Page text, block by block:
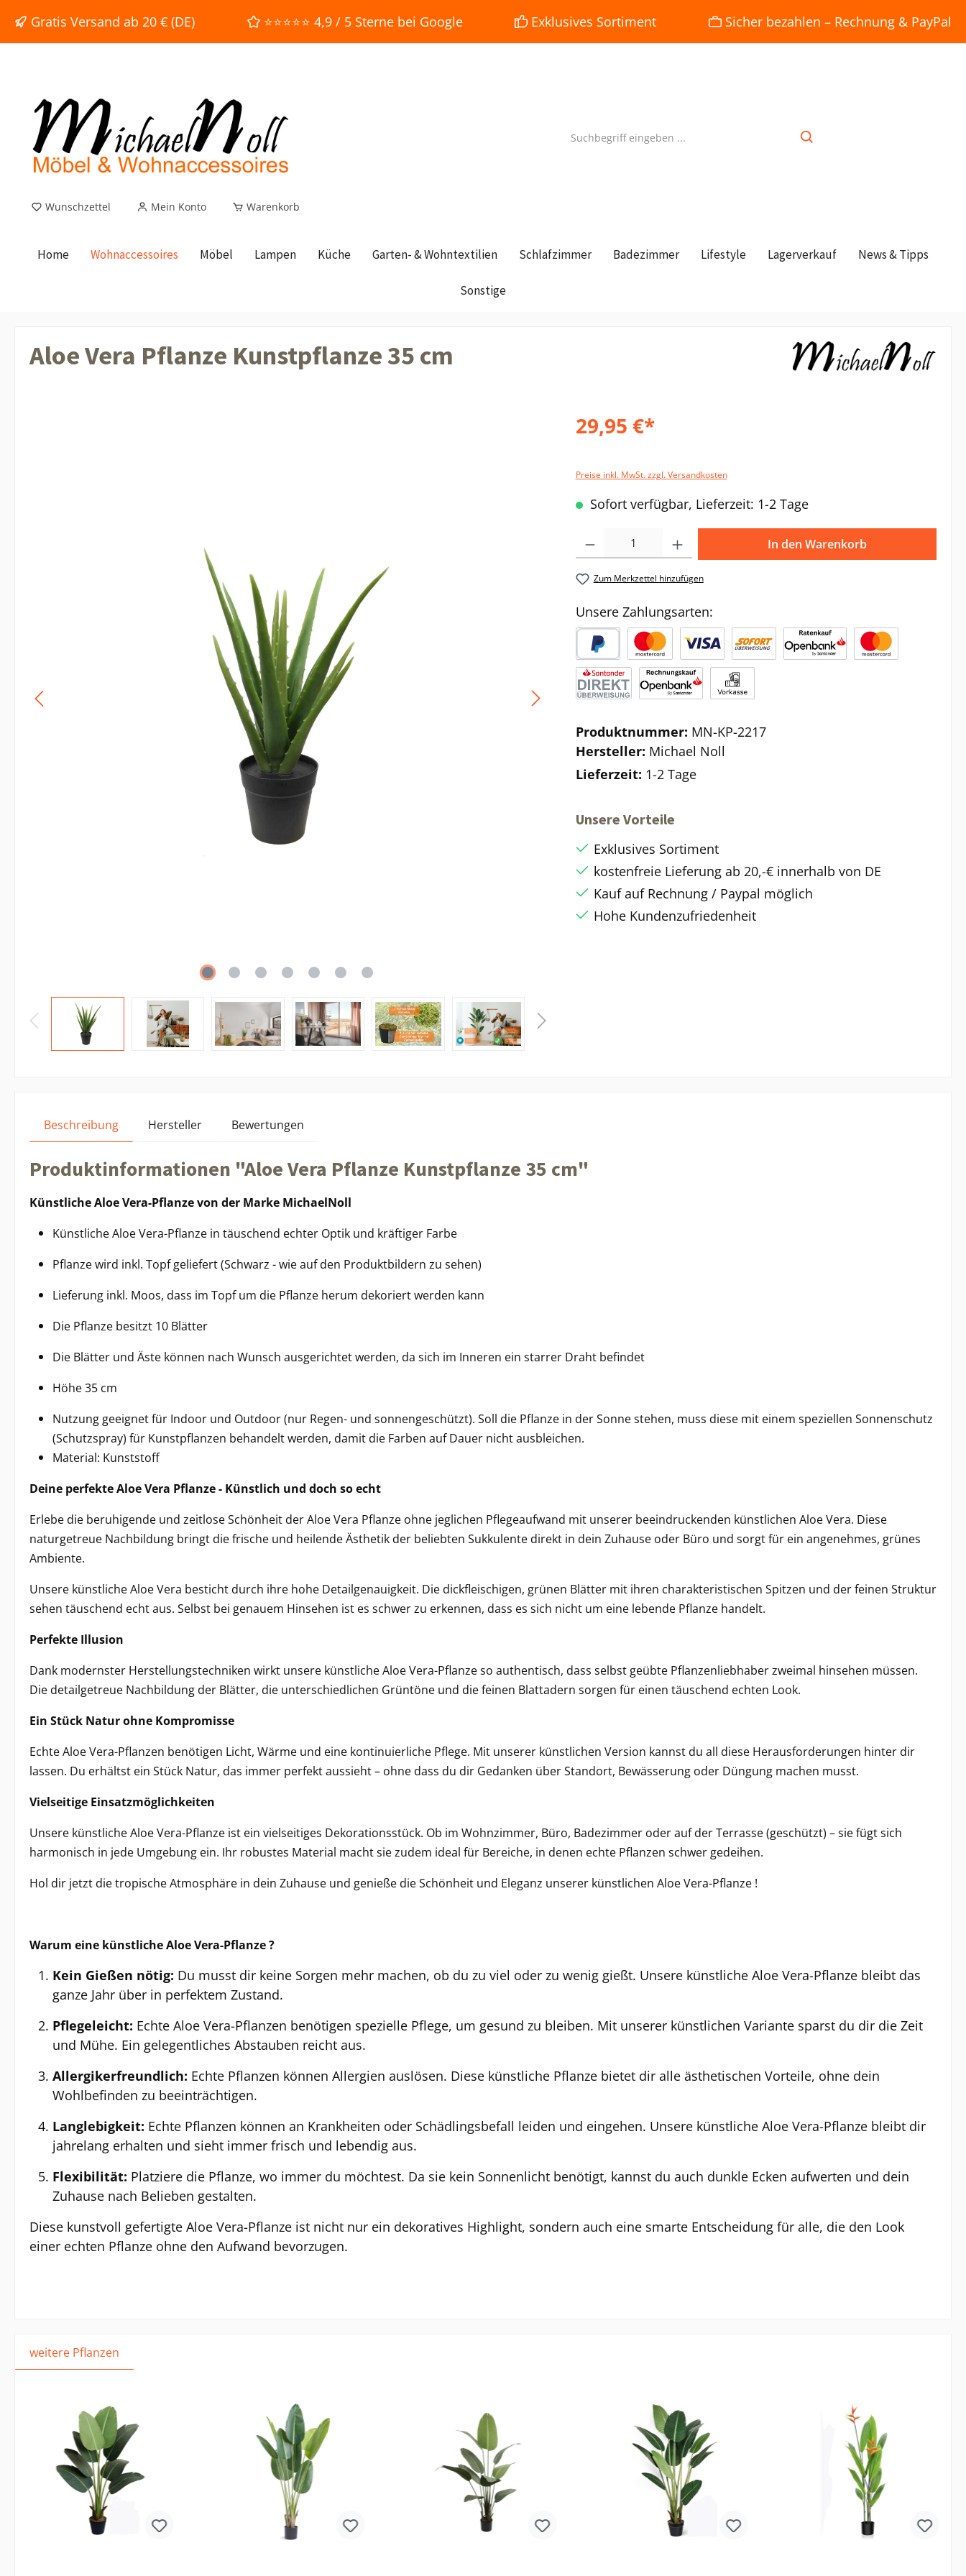
springen Zur Hauptnavigation springen
Gratis Versand ab 20 € (DE) ⭐⭐⭐⭐⭐ 4,9 / 5 Sterne bei Google Exklusives Sortiment Sicher bezahlen – Rechnung & PayPal
Wunschzettel Mein Konto Warenkorb
Home Wohnaccessoires Möbel Lampen Küche Garten- & Wohntextilien Schlafzimmer Badezimmer Lifestyle Lagerverkauf News & Tipps
Sonstige
Aloe Vera Pflanze Kunstpflanze 35 cm
29,95 €*
Preise inkl. MwSt. zzgl. Versandkosten
Sofort verfügbar, Lieferzeit: 1-2 Tage
In den Warenkorb
Zum Merkzettel hinzufügen
Unsere Zahlungsarten:
Produktnummer: MN-KP-2217
Hersteller: Michael Noll
Lieferzeit: 1-2 Tage
Unsere Vorteile
Exklusives Sortiment
kostenfreie Lieferung ab 20,-€ innerhalb von DE
Kauf auf Rechnung / Paypal möglich
Hohe Kundenzufriedenheit
Beschreibung Hersteller Bewertungen
Produktinformationen "Aloe Vera Pflanze Kunstpflanze 35 cm"
Künstliche Aloe Vera-Pflanze von der Marke MichaelNoll
Künstliche Aloe Vera-Pflanze in täuschend echter Optik und kräftiger Farbe
Pflanze wird inkl. Topf geliefert (Schwarz - wie auf den Produktbildern zu sehen)
Lieferung inkl. Moos, dass im Topf um die Pflanze herum dekoriert werden kann
Die Pflanze besitzt 10 Blätter
Die Blätter und Äste können nach Wunsch ausgerichtet werden, da sich im Inneren ein starrer Draht befindet
Höhe 35 cm
Nutzung geeignet für Indoor und Outdoor (nur Regen- und sonnengeschützt). Soll die Pflanze in der Sonne stehen, muss diese mit einem speziellen Sonnenschutz
(Schutzspray) für Kunstpflanzen behandelt werden, damit die Farben auf Dauer nicht ausbleichen.
Material: Kunststoff
Deine perfekte Aloe Vera Pflanze - Künstlich und doch so echt
Erlebe die beruhigende und zeitlose Schönheit der Aloe Vera Pflanze ohne jeglichen Pflegeaufwand mit unserer beeindruckenden künstlichen Aloe Vera. Diese
naturgetreue Nachbildung bringt die frische und heilende Ästhetik der beliebten Sukkulente direkt in dein Zuhause oder Büro und sorgt für ein angenehmes, grünes
Ambiente.
Unsere künstliche Aloe Vera besticht durch ihre hohe Detailgenauigkeit. Die dickfleischigen, grünen Blätter mit ihren charakteristischen Spitzen und der feinen Struktur
sehen täuschend echt aus. Selbst bei genauem Hinsehen ist es schwer zu erkennen, dass es sich nicht um eine lebende Pflanze handelt.
Perfekte Illusion
Dank modernster Herstellungstechniken wirkt unsere künstliche Aloe Vera-Pflanze so authentisch, dass selbst geübte Pflanzenliebhaber zweimal hinsehen müssen.
Die detailgetreue Nachbildung der Blätter, die unterschiedlichen Grüntöne und die feinen Blattadern sorgen für einen täuschend echten Look.
Ein Stück Natur ohne Kompromisse
EchteAloe Vera-Pflanzen benötigen Licht, Wärme und eine kontinuierliche Pflege. Mit unserer künstlichen Version kannst du all diese Herausforderungen hinter dir
lassen. Du erhältst ein Stück Natur, das immer perfekt aussieht – ohne dass du dir Gedanken über Standort, Bewässerung oder Düngung machen musst.
Vielseitige Einsatzmöglichkeiten
Unsere künstlicheAloe Vera-Pflanze ist ein vielseitiges Dekorationsstück. Ob im Wohnzimmer, Büro, Badezimmer oder auf der Terrasse (geschützt) – sie fügt sich
harmonisch in jede Umgebung ein. Ihr robustes Material macht sie zudem ideal für Bereiche, in denen echte Pflanzen schwer gedeihen.
Hol dir jetzt die tropische Atmosphäre in dein Zuhause und genieße die Schönheit und Eleganz unserer künstlichen Aloe Vera-Pflanze !
Warum eine künstlicheAloe Vera-Pflanze?
Kein Gießen nötig: Du musst dir keine Sorgen mehr machen, ob du zu viel oder zu wenig gießt. Unsere künstliche Aloe Vera-Pflanze bleibt das
ganze Jahr über in perfektem Zustand.
Pflegeleicht: Echte Aloe Vera-Pflanzen benötigen spezielle Pflege, um gesund zu bleiben. Mit unserer künstlichen Variante sparst du dir die Zeit
und Mühe. Ein gelegentliches Abstauben reicht aus.
Allergikerfreundlich: Echte Pflanzen können Allergien auslösen. Diese künstliche Pflanze bietet dir alle ästhetischen Vorteile, ohne dein
Wohlbefinden zu beeinträchtigen.
Langlebigkeit: Echte Pflanzen können an Krankheiten oder Schädlingsbefall leiden und eingehen. Unsere künstliche Aloe Vera-Pflanze bleibt dir
jahrelang erhalten und sieht immer frisch und lebendig aus.
Flexibilität: Platziere die Pflanze, wo immer du möchtest. Da sie kein Sonnenlicht benötigt, kannst du auch dunkle Ecken aufwerten und dein
Zuhause nach Belieben gestalten.
Diese kunstvoll gefertigte Aloe Vera-Pflanze ist nicht nur ein dekoratives Highlight, sondern auch eine smarte Entscheidung für alle, die den Look
einer echten Pflanze ohne den Aufwand bevorzugen.
weitere Pflanzen